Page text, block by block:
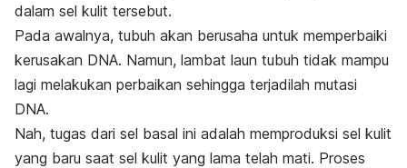
dalam sel kulit tersebut.
Pada awalnya, tubuh akan berusaha untuk memperbaiki
kerusakan DNA. Namun, lambat laun tubuh tidak mampu
lagi melakukan perbaikan sehingga terjadilah mutasi
DNA.
Nah, tugas dari sel basal ini adalah memproduksi sel kulit
yang baru saat sel kulit yang lama telah mati. Proses